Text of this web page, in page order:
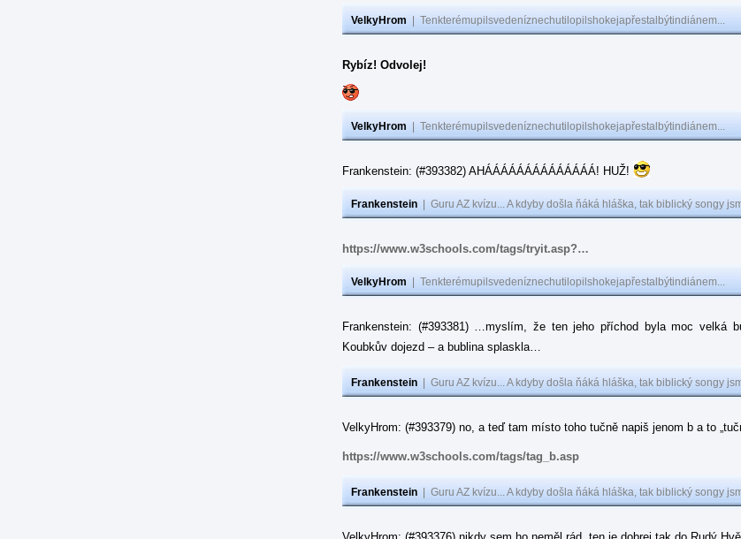
VelkyHrom Tenkterémupilsvedeníznechutilopilshokejapřestalbýtindiánem...
Rybíz! Odvolej!
VelkyHrom Tenkterémupilsvedeníznechutilopilshokejapřestalbýtindiánem...
Frankenstein: (#393382) AHÁÁÁÁÁÁÁÁÁÁÁÁÁÁ! HUŽ!
Frankenstein Guru AZ kvízu... A kdyby došla ňáká hláška, tak biblický songy
https://www.w3schools.com/tags/tryit.asp?…
VelkyHrom Tenkterémupilsvedeníznechutilopilshokejapřestalbýtindiánem...
Frankenstein: (#393381) …myslím, že ten jeho příchod byla moc velká
Koubkův dojezd – a bublina splaskla…
Frankenstein Guru AZ kvízu... A kdyby došla ňáká hláška, tak biblický songy
VelkyHrom: (#393379) no, a teď tam místo toho tučně napiš jenom b a to
https://www.w3schools.com/tags/tag_b.asp
Frankenstein Guru AZ kvízu... A kdyby došla ňáká hláška, tak biblický songy